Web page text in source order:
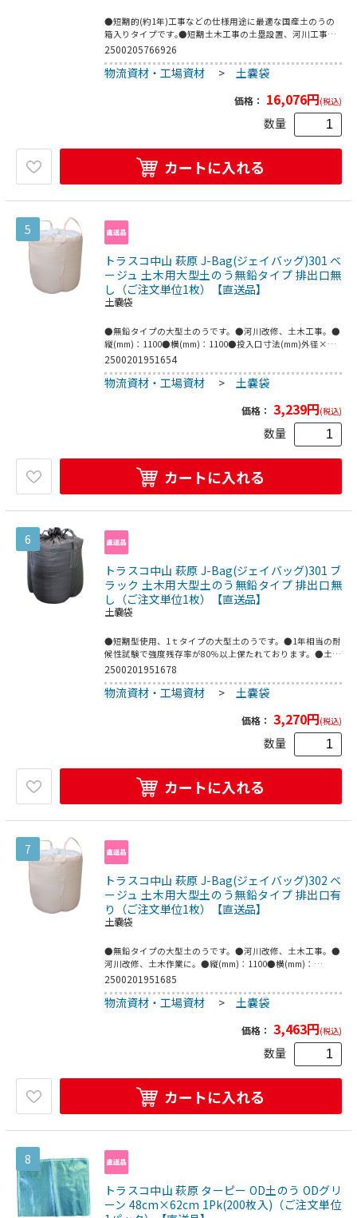
●短期的(約1年)工事などの仕様用途に最適な国産土のうの
箱入りタイプです｡●短期土木工事の土塁設置、河川工事な
どの短期工事の土塁、災害用備蓄に。●縦(mm):620●横
エチレン●口紐:ポリプロピレン
2500205766926
物流資材・工場資材 > 土嚢袋
価格： 16,076円(税込)
数量
カートに入れる
5
トラスコ中山 萩原 J-Bag(ジェイバッグ)301 ベ
ージュ 土木用大型土のう無鉛タイプ 排出口無
し（ご注文単位1枚）【直送品】
土嚢袋
●無鉛タイプの大型土のうです。●河川改修、土木工事。●
縦(mm)：1100●横(mm)：1100●投入口寸法(mm)外径×高
さ：1100×700●タイプ：排出口なし●色：ベージュ●排出
糸：ポリエステル●ベルト：ポリプロピレン
2500201951654
物流資材・工場資材 > 土嚢袋
価格： 3,239円(税込)
数量
カートに入れる
6
トラスコ中山 萩原 J-Bag(ジェイバッグ)301 ブ
ラック 土木用大型土のう無鉛タイプ 排出口無
し（ご注文単位1枚）【直送品】
土嚢袋
●短期型使用、1ｔタイプの大型土のうです。●1年相当の耐
候性試験で強度残存率が80％以上保たれております。●土木
工事、河川工事の改修工事設置。●縦(mm)：1100●横
×高さ)：1100×800mm●NETIS登録No.CG-150016-A●ポ
2500201951678
物流資材・工場資材 > 土嚢袋
価格： 3,270円(税込)
数量
カートに入れる
7
トラスコ中山 萩原 J-Bag(ジェイバッグ)302 ベ
ージュ 土木用大型土のう無鉛タイプ 排出口有
り（ご注文単位1枚）【直送品】
土嚢袋
●無鉛タイプの大型土のうです。●河川改修、土木工事。●
河川改修、土木作業に。●縦(mm)：1100●横(mm)：
1100●幅(mm)：1100●タイプ：排出口付●排出口寸法
本体：ポリプロピレン●投入口：ポリエチレン●縫糸：ポリ
2500201951685
物流資材・工場資材 > 土嚢袋
価格： 3,463円(税込)
数量
カートに入れる
8
トラスコ中山 萩原 ターピー OD土のう ODグリ
ーン 48cm×62cm 1Pk(200枚入)（ご注文単位